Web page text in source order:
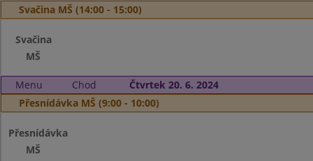
Svačina MŠ (14:00 - 15:00)
Svačina
MŠ
Menu Chod
Čtvrtek 20. 6. 2024
Přesnídávka MŠ (9:00 - 10:00)
Přesnídávka
MŠ